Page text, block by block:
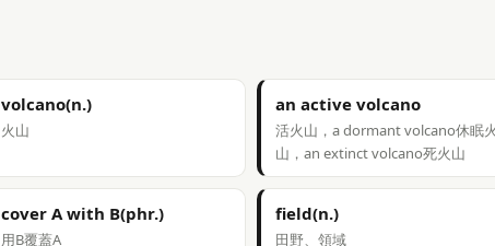
volcano(n.)
火山
an active volcano
活火山，a dormant volcano休眠火
山，an extinct volcano死火山
cover A with B(phr.)
用B覆蓋A
field(n.)
田野、領域